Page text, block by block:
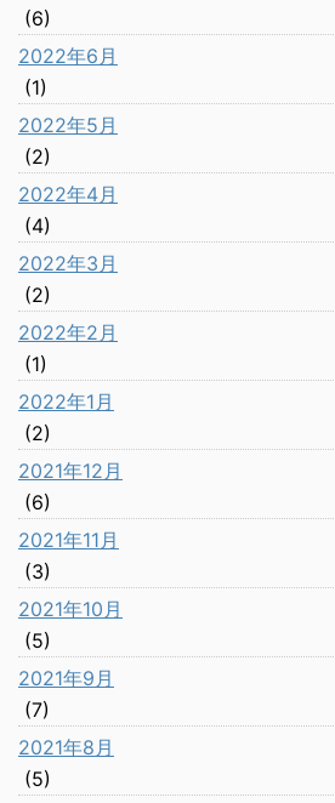
(6)
2022年6月
(1)
2022年5月
(2)
2022年4月
(4)
2022年3月
(2)
2022年2月
(1)
2022年1月
(2)
2021年12月
(6)
2021年11月
(3)
2021年10月
(5)
2021年9月
(7)
2021年8月
(5)